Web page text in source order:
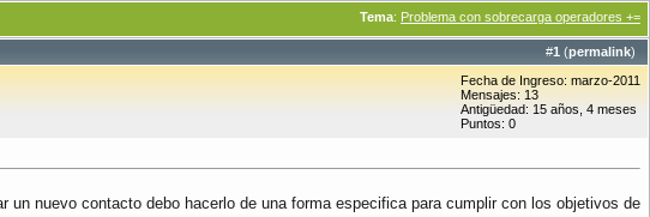
Tema: Problema con sobrecarga operadores +=
#1 (permalink)
Fecha de Ingreso: marzo-2011
Mensajes: 13
Antigüedad: 15 años, 4 meses
Puntos: 0
nuevo contacto debo hacerlo de una forma especifica para cumplir con los objetivos de